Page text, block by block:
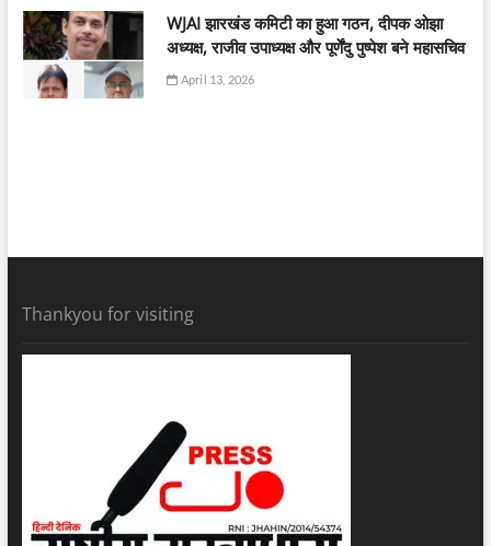
WJAI झारखंड कमिटी का हुआ गठन, दीपक ओझा
अध्यक्ष, राजीव उपाध्यक्ष और पूर्णेंदु पुष्पेश बने महासचिव
April 13, 2026
Thankyou for visiting